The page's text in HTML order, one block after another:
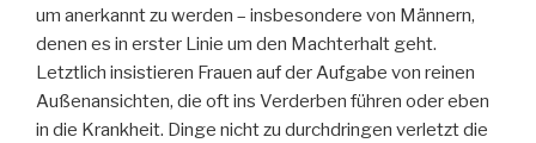
um anerkannt zu werden – insbesondere von Männern,
denen es in erster Linie um den Machterhalt geht.
Letztlich insistieren Frauen auf der Aufgabe von reinen
Außenansichten, die oft ins Verderben führen oder eben
in die Krankheit. Dinge nicht zu durchdringen verletzt die